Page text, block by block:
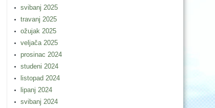
svibanj 2025
travanj 2025
ožujak 2025
veljača 2025
prosinac 2024
studeni 2024
listopad 2024
lipanj 2024
svibanj 2024